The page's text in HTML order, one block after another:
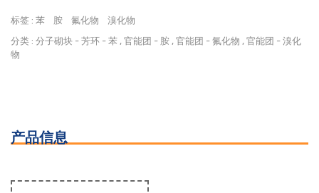
标签 : 苯 胺 氟化物
溴化物
分类 : 分子砌块 - 芳环 - 苯 , 官能团 - 胺 , 官能团 - 氟化物 , 官能团 - 溴化
物
产品信息